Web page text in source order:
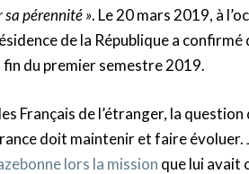
pérennité ». Le 20 mars 2019, à
de la République a
fin du premier semestre 2019.
Français de l’étranger, la
doit maintenir et faire évoluer.
lors la mission que lui avait